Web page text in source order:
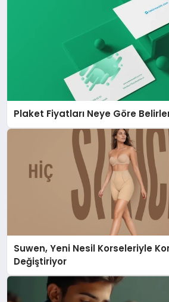
Plaket Fiyatları Neye Göre
Suwen, Yeni Nesil Korseleriyle
Değiştiriyor